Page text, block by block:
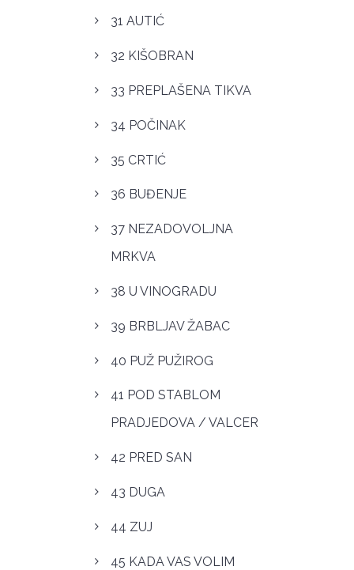
31 AUTIĆ
32 KIŠOBRAN
33 PREPLAŠENA TIKVA
34 POČINAK
35 CRTIĆ
36 BUĐENJE
37 NEZADOVOLJNA
MRKVA
38 U VINOGRADU
39 BRBLJAV ŽABAC
40 PUŽ PUŽIROG
41 POD STABLOM
PRADJEDOVA / VALCER
42 PRED SAN
43 DUGA
44 ZUJ
45 KADA VAS VOLIM